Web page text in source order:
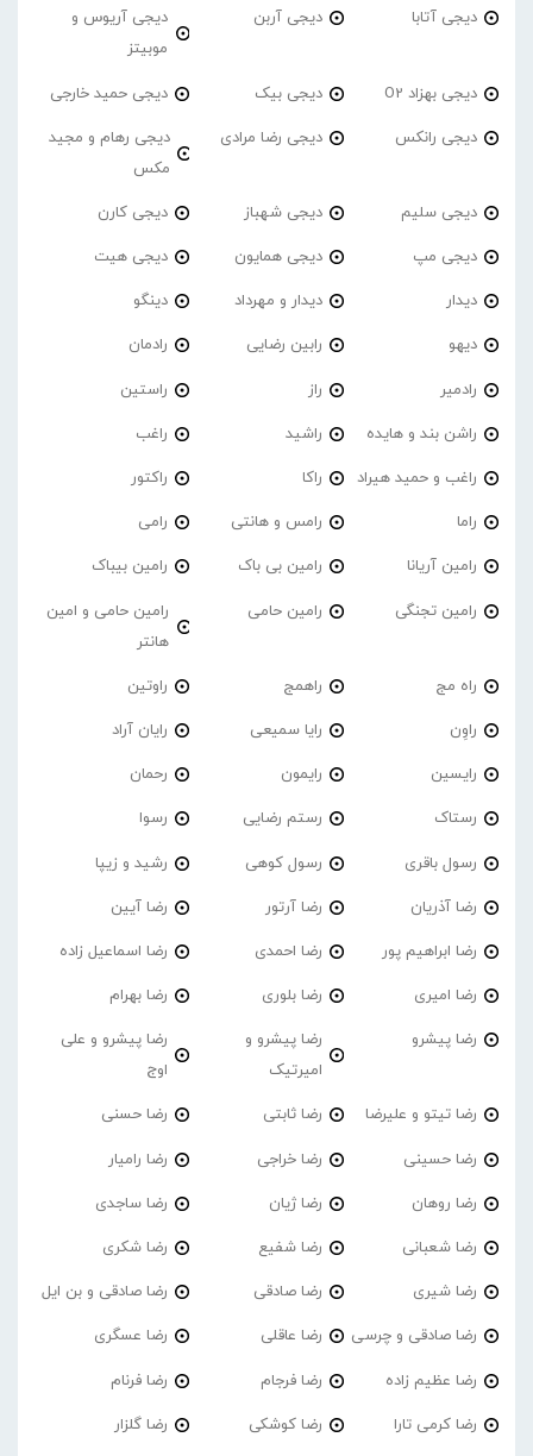
دیجی آتابا دیجی آربن
دیجی آریوس و
موبیتز
دیجی بهزاد O2 دیجی بیک دیجی حمید خارجی
دیجی رانکس دیجی رضا مرادی
دیجی رهام و مجید
مکس
دیجی سلیم دیجی شهباز دیجی کارن
دیجی مپ دیجی همایون دیجی هیت
دیدار دیدار و مهرداد دینگو
دیهو رابین رضایی رادمان
رادمیر راز راستین
راشن بند و هایده راشید راغب
راغب و حمید هیراد راکا راکتور
راما رامس و هانتی رامی
رامین آریانا رامین بی باک رامین بیباک
رامین تجنگی رامین حامی
رامین حامی و امین
هانتر
راه مج راهمج راوتین
راوِن رایا سمیعی رایان آراد
رایسین رایمون رحمان
رستاک رستم رضایی رسوا
رسول باقری رسول کوهی رشید و زیپا
رضا آذریان رضا آرتور رضا آیین
رضا ابراهیم پور رضا احمدی رضا اسماعیل زاده
رضا امیری رضا بلوری رضا بهرام
رضا پیشرو
رضا پیشرو و
امیرتیک
رضا پیشرو و علی
اوج
رضا تیتو و علیرضا رضا ثابتی رضا حسنی
رضا حسینی رضا خراجی رضا رامیار
رضا روهان رضا ژیان رضا ساجدی
رضا شعبانی رضا شفیع رضا شکری
رضا شیری رضا صادقی رضا صادقی و بن ایل
رضا صادقی و چرسی رضا عاقلی رضا عسگری
رضا عظیم زاده رضا فرجام رضا فرنام
رضا کرمی تارا رضا کوشکی رضا گلزار